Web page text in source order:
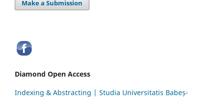
Make a Submission
Diamond Open Access
Indexing & Abstracting | Studia Universitatis Babeș-